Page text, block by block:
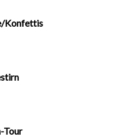
Konfettis
Tour